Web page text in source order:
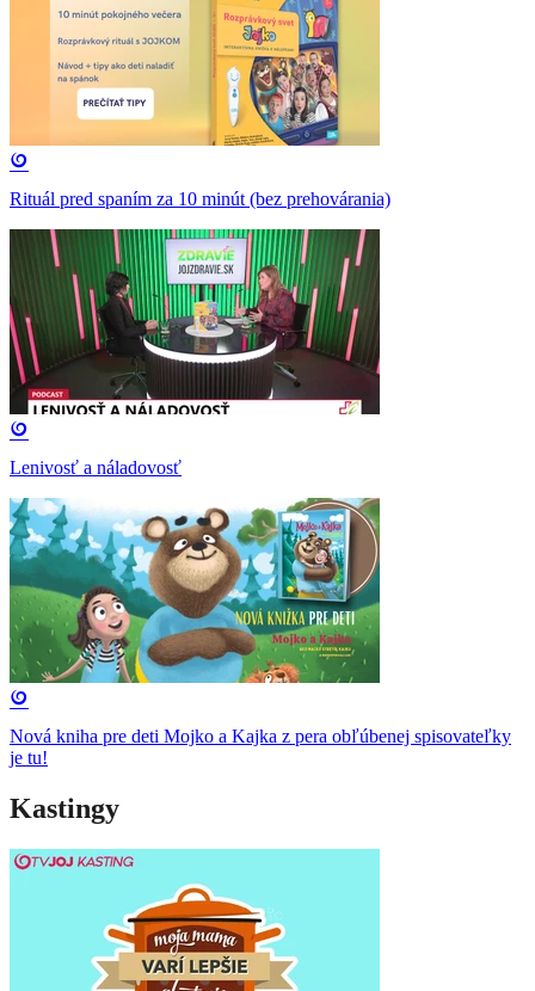
Rituál pred spaním za 10 minút (bez prehovárania)
Lenivosť a náladovosť
Nová kniha pre deti Mojko a Kajka z pera obľúbenej spisovateľky
je tu!
Kastingy